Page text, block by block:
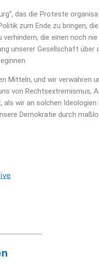
das die Proteste
zum Ende zu bringen,
die einen noch
unserer Gesellschaft über
Mitteln, und wir verwahren
von Rechtsextremismus,
wir an solchen
Demokratie durch